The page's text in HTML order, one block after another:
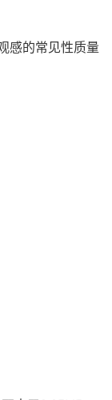
感的常见性质量